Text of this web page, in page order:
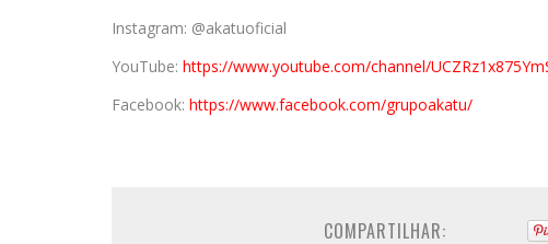
Instagram: @akatuoficial
YouTube: https://www.youtube.com/channel/
Facebook: https://www.facebook.com/grupoakatu/
COMPARTILHAR: